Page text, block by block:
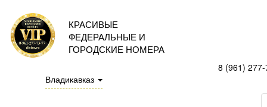
КРАСИВЫЕ
ФЕДЕРАЛЬНЫЕ И
ГОРОДСКИЕ НОМЕРА
Владикавказ
8 (961)